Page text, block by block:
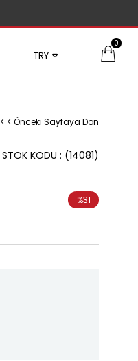
0
TRY
< < Önceki Sayfaya Dön
(14081)
STOK KODU
%31